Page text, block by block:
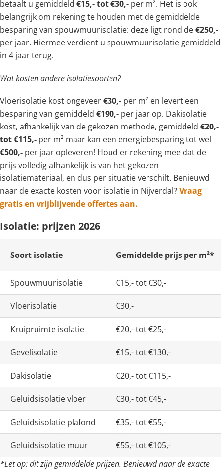
betaalt u gemiddeld €15,- tot €30,- per m². Het is ook
belangrijk om rekening te houden met de gemiddelde
besparing van spouwmuurisolatie: deze ligt rond de€250,-
per jaar. Hiermee verdient u spouwmuurisolatie gemiddeld
in 4 jaar terug.
Wat kosten andere isolatiesoorten?
Vloerisolatie kost ongeveer€30,- per m² en levert een
besparing van gemiddeld €190,- per jaar op. Dakisolatie
kost, afhankelijk van de gekozen methode, gemiddeld €20,-
tot €115,- per m² maar kan een energiebesparing tot wel
€500,- per jaar opleveren! Houd er rekening mee dat de
prijs volledig afhankelijk is van het gekozen
isolatiemateriaal, en dus per situatie verschilt. Benieuwd
naar de exacte kosten voor isolatie in Nijverdal?Vraag
gratis en vrijblijvende offertes aan.
Isolatie: prijzen 2026
Soort isolatie Gemiddelde prijs per m²*
Spouwmuurisolatie €15,- tot €30,-
Vloerisolatie €30,-
Kruipruimte isolatie €20,- tot €25,-
Gevelisolatie €15,- tot €130,-
Dakisolatie €20,- tot €115,-
Geluidsisolatie vloer €30,- tot €45,-
Geluidsisolatie plafond €35,- tot €55,-
Geluidsisolatie muur
€55,- tot €105,-
*Let op: dit zijn gemiddelde prijzen. Benieuwd naar de exacte